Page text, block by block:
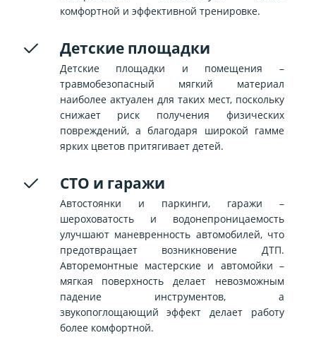
комфортной и эффективной тренировке.
Детские площадки
Детские площадки и помещения –
травмобезопасный мягкий материал
наиболее актуален для таких мест, поскольку
снижает риск получения физических
повреждений, а благодаря широкой гамме
ярких цветов притягивает детей.
СТО и гаражи
Автостоянки и паркинги, гаражи –
шероховатость и водонепроницаемость
улучшают маневренность автомобилей, что
предотвращает возникновение ДТП.
Авторемонтные мастерские и автомойки –
мягкая поверхность делает невозможным
падение инструментов, а
звукопоглощающий эффект делает работу
более комфортной.